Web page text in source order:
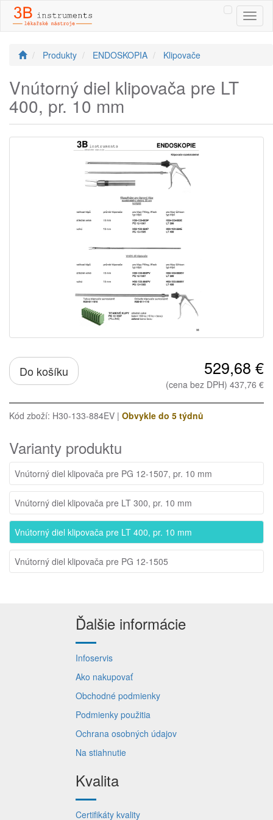
Produkty ENDOSKOPIA Klipovače
Vnútorný diel klipovača pre LT
400, pr. 10 mm
Do košíku 529,68 €
(cena bez DPH) 437,76 €
Kód zboží: H30-133-884EV | Obvykle do 5 týdnů
Varianty produktu
Vnútorný diel klipovača pre PG 12-1507, pr. 10 mm
Vnútorný diel klipovača pre LT 300, pr. 10 mm
Vnútorný diel klipovača pre LT 400, pr. 10 mm
Vnútorný diel klipovača pre PG 12-1505
Ďalšie informácie
Infoservis
Ako nakupovať
Obchodné podmienky
Podmienky použitia
Ochrana osobných údajov
Na stiahnutie
Kvalita
Certifikáty kvality